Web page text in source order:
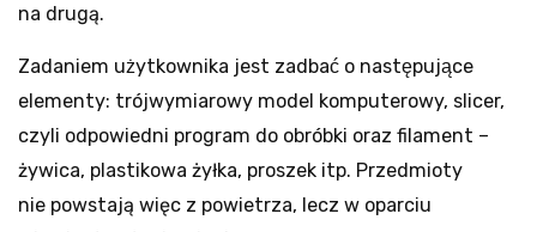
na drugą.
Zadaniem użytkownika jest zadbać o następujące
elementy: trójwymiarowy model komputerowy, slicer,
czyli odpowiedni program do obróbki oraz filament –
żywica, plastikowa żyłka, proszek itp. Przedmioty
nie powstają więc z powietrza, lecz w oparciu